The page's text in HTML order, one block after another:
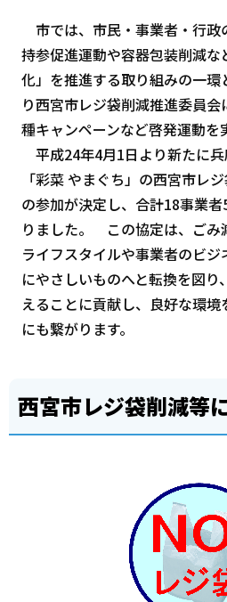
市では、市民・事業者・行政
持参促進運動や容器包装削減
化」を推進する取り組みの一環
り西宮市レジ袋削減推進委員
種キャンペーンなど啓発運動を
平成24年4月1日より新たに
「彩菜 やまぐち」の西宮市レ
の参加が決定し、合計18事業
りました。 この協定は、ごみ
ライフスタイルや事業者のビ
にやさしいものへと転換を図
えることに貢献し、良好な環
にも繋がります。
西宮市レジ袋削減等